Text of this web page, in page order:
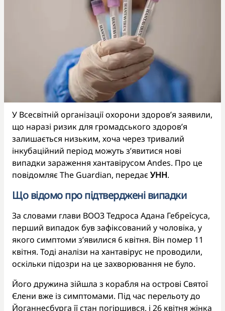
У Всесвітній організації охорони здоров’я заявили,
що наразі ризик для громадського здоров’я
залишається низьким, хоча через тривалий
інкубаційний період можуть з’явитися нові
випадки зараження хантавірусом Andes. Про це
повідомляє Тhe Guardian, передає УНН.
Що відомо про підтверджені випадки
За словами глави ВООЗ Тедроса Адана Гебреїсуса,
перший випадок був зафіксований у чоловіка, у
якого симптоми з’явилися 6 квітня. Він помер 11
квітня. Тоді аналізи на хантавірус не проводили,
оскільки підозри на це захворювання не було.
Його дружина зійшла з корабля на острові Святої
Єлени вже із симптомами. Під час перельоту до
Йоганнесбурга її стан погіршився, і 26 квітня жінка